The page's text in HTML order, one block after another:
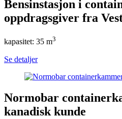
Bensinstasjon i
oppdragsgiver fra
kapasitet: 35 m3
Se detaljer
Normobar
kanadisk kunde